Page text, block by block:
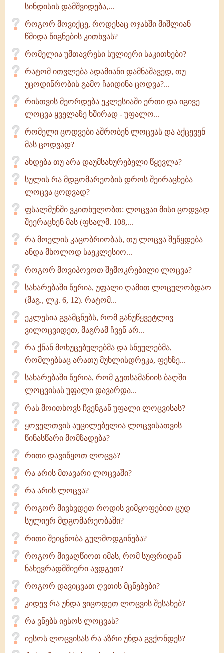
სინდისის დამშვიდება,...
როგორ მოვიქცე, როდესაც ოჯახში მიშლიან
წმიდა წიგნების კითხვას?
რომელია უმთავრესი სულიერი საკითხები?
რატომ ითვლება ადამიანი დამნაშავედ, თუ
უცოდინრობის გამო ჩაიდინა ცოდვა?...
რისთვის მეორდება ეკლესიაში ერთი და იგივე
ლოცვა ყველაზე ხშირად - უფალო...
რომელი ცოდვები აშრობენ ლოცვას და აქცევენ
მას ცოდვად?
ახდება თუ არა დაუმსახურებელი წყევლა?
სულის რა მდგომარეობის დროს შეირაცხება
ლოცვა ცოდვად?
ფსალმუნში ვკითხულობთ: ლოცვაი მისი ცოდვად
შეერაცხენ მას (ფსალმ. 108,...
რა მოელის კაცობრიობას, თუ ლოცვა შეწყდება
ანდა მხოლოდ საეკლესიო...
როგორ მოვიპოვოთ შემოკრებილი ლოცვა?
სახარებაში წერია, უფალი ღამით ლოცულობდაო
(მაგ., ლკ. 6, 12). რატომ...
ეკლესია გვამცნებს, რომ განუწყვეტლივ
ვილოცვიდეთ, მაგრამ ჩვენ არ...
რა ქნან მოხუცებულებმა და სნეულებმა,
რომლებსაც არათუ მუხლისდრეკა, ფეხზე...
სახარებაში წერია, რომ გეთსამანიის ბაღში
ლოცვისას უფალი დავარდა...
რას მოითხოვს ჩვენგან უფალი ლოცვისას?
ყოველთვის აუცილებელია ლოცვისათვის
წინასწარი მომზადება?
რითი დავიწყოთ ლოცვა?
რა არის მთავარი ლოცვაში?
რა არის ლოცვა?
როგორ მივხვდეთ როდის ვიმყოფებით ცუდ
სულიერ მდგომარეობაში?
რითი შეიცნობა გულმოდგინება?
როგორ მივაღწიოთ იმას, რომ სუფრიდან
ნახევრადმშიერი ავდგეთ?
როგორ დავიცვათ ღვთის მცნებები?
კიდევ რა უნდა ვიცოდეთ ლოცვის შესახებ?
რა ვნებს იესოს ლოცვას?
იესოს ლოცვისას რა აზრი უნდა გვქონდეს?